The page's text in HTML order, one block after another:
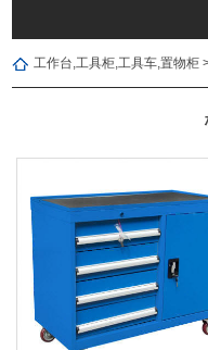
工作台,工具柜,工具车,置物柜